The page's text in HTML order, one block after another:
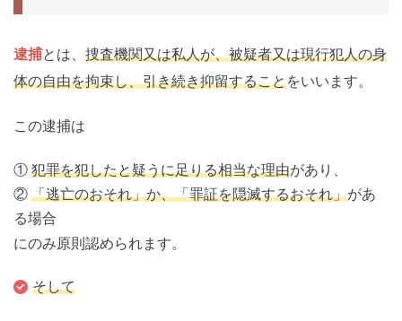
逮捕とは、 捜査機関又は私人が、被疑者又は現行犯人の身
体の自由を拘束し、引き続き抑留することをいいます。
この逮捕は
① 犯罪を犯したと疑うに足りる相当な理由があり、
② 「逃亡のおそれ」か、「罪証を隠滅するおそれ」があ
る場合
にのみ原則認められます。
そして